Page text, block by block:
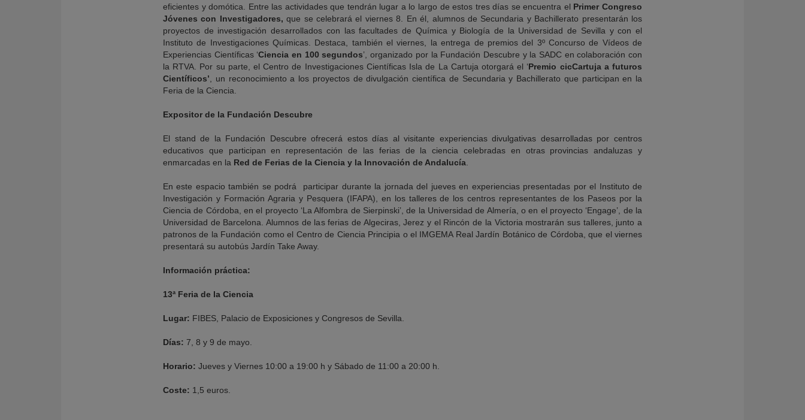
eficientes y domótica. Entre las actividades que tendrán lugar a lo largo de estos tres días se encuentra el Primer Congreso
Jóvenes con Investigadores, que se celebrará el viernes 8. En él, alumnos de Secundaria y Bachillerato presentarán los
proyectos de investigación desarrollados con las facultades de Química y Biología de la Universidad de Sevilla y con el
Instituto de Investigaciones Químicas. Destaca, también el viernes, la entrega de premios del 3º Concurso de Vídeos de
Experiencias Científicas ‘Ciencia en 100 segundos’, organizado por la Fundación Descubre y la SADC en colaboración con
la RTVA. Por su parte, el Centro de Investigaciones Científicas Isla de La Cartuja otorgará el ‘Premio cicCartuja a futuros
Científicos’ , un reconocimiento a los proyectos de divulgación científica de Secundaria y Bachillerato que participan en la
Feria de la Ciencia.
Expositor de la Fundación Descubre
El stand de la Fundación Descubre ofrecerá estos días al visitante experiencias divulgativas desarrolladas por centros
educativos que participan en representación de las ferias de la ciencia celebradas en otras provincias andaluzas y
enmarcadas en la Red de Ferias de la Ciencia y la Innovación de Andalucía
En este espacio también se podrá participar durante la jornada del jueves en experiencias presentadas por el Instituto de
Investigación y Formación Agraria y Pesquera (IFAPA), en los talleres de los centros representantes de los Paseos por la
Ciencia de Córdoba, en el proyecto ‘La Alfombra de Sierpinski’, de la Universidad de Almería, o en el proyecto ‘Engage’, de la
Universidad de Barcelona. Alumnos de las ferias de Algeciras, Jerez y el Rincón de la Victoria mostrarán sus talleres, junto a
patronos de la Fundación como el Centro de Ciencia Principia o el IMGEMA Real Jardín Botánico de Córdoba, que el viernes
presentará su autobús Jardín Take Away.
Información práctica:
13ª Feria de la Ciencia
Lugar: FIBES, Palacio de Exposiciones y Congresos de Sevilla.
Días: 7, 8 y 9 de mayo.
Horario: Jueves y Viernes 10:00 a 19:00 h y Sábado de 11:00 a 20:00 h.
Coste: 1,5 euros.